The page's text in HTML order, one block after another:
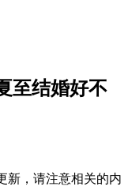
至结婚好不
新，请注意相关的内